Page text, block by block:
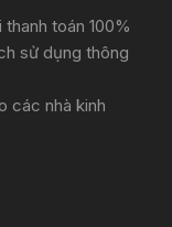
toán 100%
sử dụng thông
các nhà kinh